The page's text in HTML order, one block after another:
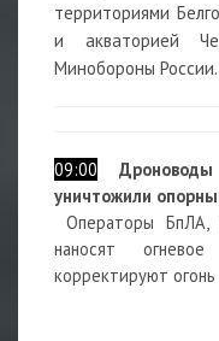
территориями
и акваторией
Минобороны России.
09:00
уничтожили
Операторы БпЛА,
наносят
корректируют